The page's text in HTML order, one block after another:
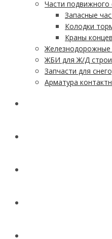
Части подвижного
Запасные
Колодки
Краны
Железнодорожные
ЖБИ для Ж/Д
Запчасти для
Арматура